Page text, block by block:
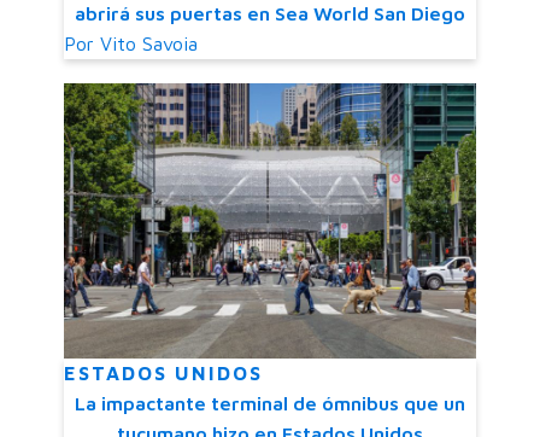
abrirá sus puertas en Sea World San Diego
Por Vito Savoia
ESTADOS UNIDOS
La impactante terminal de ómnibus que un